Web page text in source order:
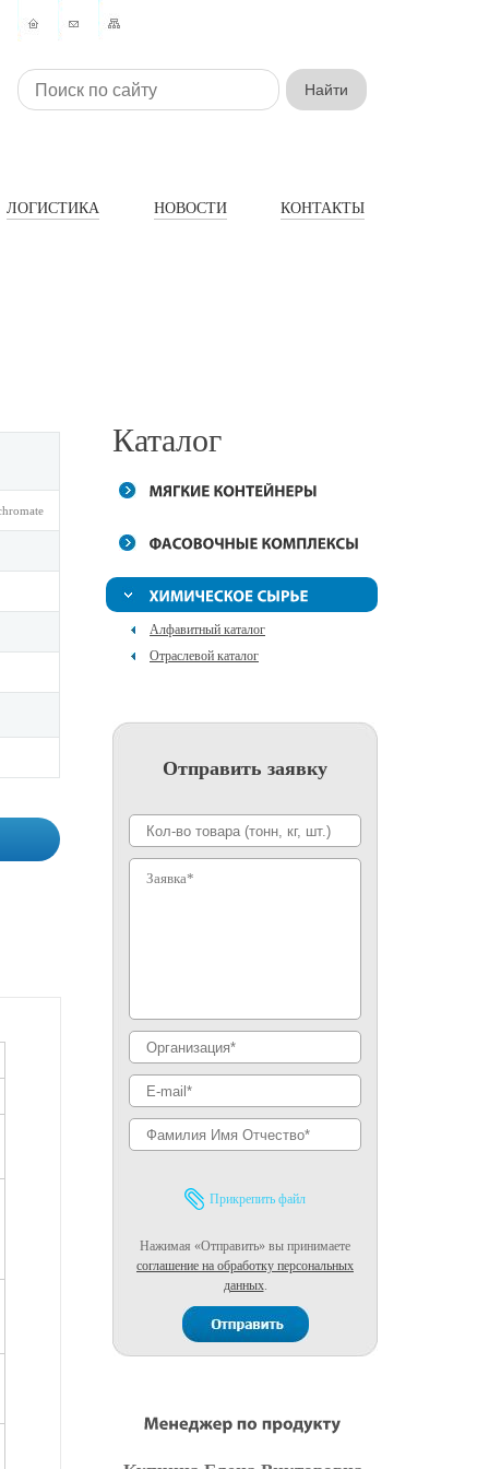
ЛОГИСТИКА НОВОСТИ КОНТАКТЫ
Каталог
Алфавитный каталог
Отраслевой каталог
Отправить заявку
Прикрепить файл
Нажимая «Отправить» вы принимаете
соглашение на обработку персональных
данных.